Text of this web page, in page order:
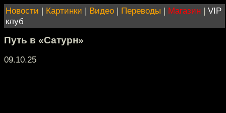
Новости | Картинки | Видео | Переводы | Магазин | VIP
клуб
Путь в «Сатурн»
09.10.25